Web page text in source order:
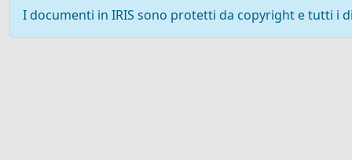
I documenti in IRIS sono protetti da copyright e tutti i